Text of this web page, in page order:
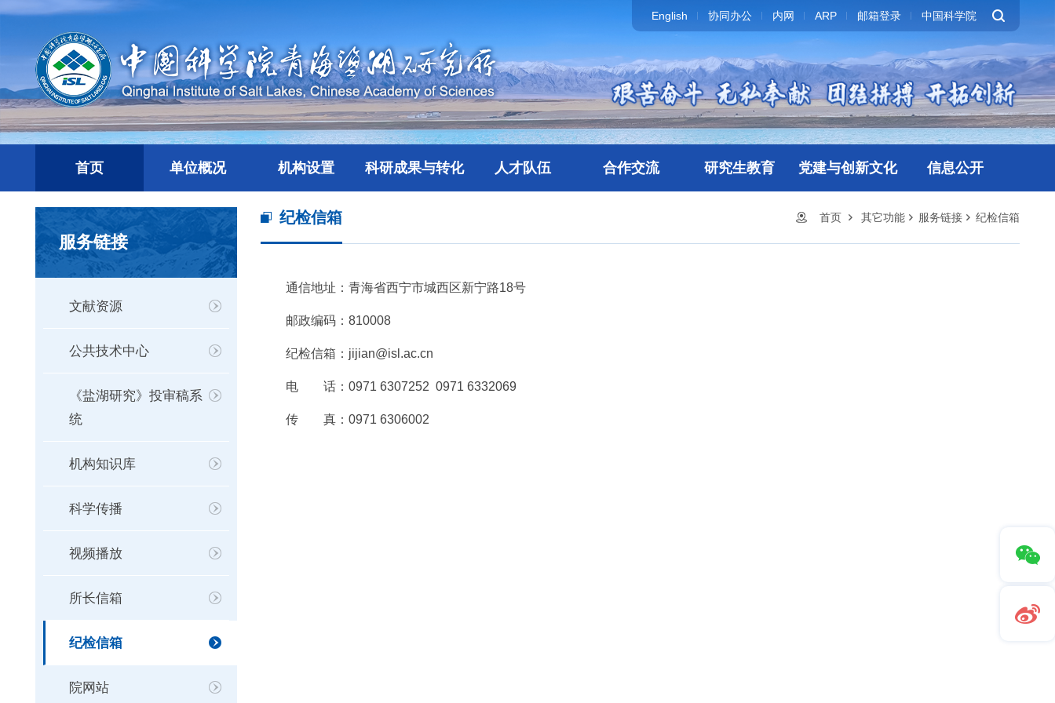
English 协同办公 内网 ARP 邮箱登录 中国科学院
首页 单位概况 机构设置 科研成果与转化 人才队伍 合作交流 研究生教育 党建与创新文化 信息公开
服务链接
文献资源
公共技术中心
《盐湖研究》投审稿系
统
机构知识库
科学传播
视频播放
所长信箱
纪检信箱
院网站
纪检信箱 首页 其它功能 服务链接 纪检信箱
通信地址：青海省西宁市城西区新宁路18号
邮政编码：810008
纪检信箱：jijian@isl.ac.cn
电 话：0971 6307252 0971 6332069
传 真：0971 6306002